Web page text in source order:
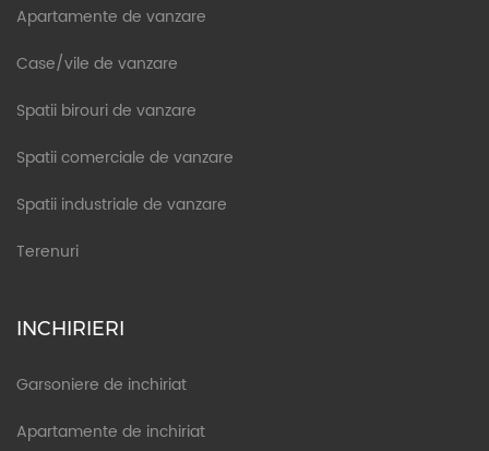
Apartamente de vanzare
Case/vile de vanzare
Spatii birouri de vanzare
Spatii comerciale de vanzare
Spatii industriale de vanzare
Terenuri
INCHIRIERI
Garsoniere de inchiriat
Apartamente de inchiriat